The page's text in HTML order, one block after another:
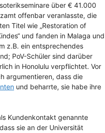
über € 41.000
offenbar veranlasste, die
Titel wie „Restoration of
und fanden in Malaga und
z.B. ein entsprechendes
PoV-Schüler sind darüber
in Honolulu verpflichtet. Vor
argumentieren, dass die
und beharrte, sie habe ihre
Kundenkontakt genannte
sie an der Universität